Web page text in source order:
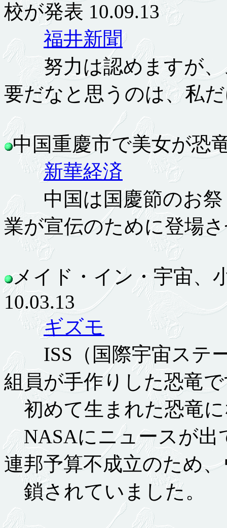
校が発表 10.09.13
福井新聞
努力は認めますが、
要だなと思うのは、私
中国重慶市で美女が恐
新華経済
中国は国慶節のお祭
業が宣伝のために登場
メイド・イン・宇宙、
10.03.13
ギズモ
ISS（国際宇宙ステー
組員が手作りした恐竜
初めて生まれた恐竜
NASAにニュースが出
連邦予算不成立のため
鎖されていました。